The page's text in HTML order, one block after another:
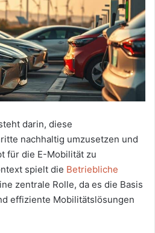
darin, diese
nachhaltig umzusetzen und
für die E-Mobilität zu
spielt die Betriebliche
zentrale Rolle, da es die Basis
effiziente Mobilitätslösungen